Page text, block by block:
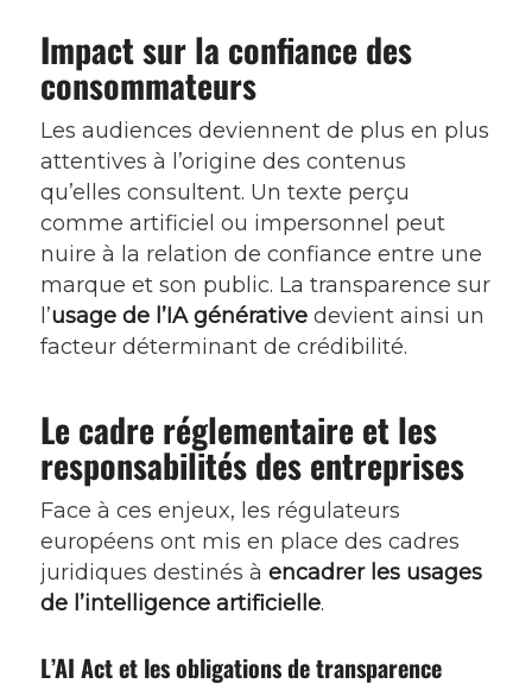
Impact sur la confiance des
consommateurs
Les audiences deviennent de plus en plus
attentives à l’origine des contenus
qu’elles consultent. Un texte perçu
comme artificiel ou impersonnel peut
nuire à la relation de confiance entre une
marque et son public. La transparence sur
l’usage de l’IA générativedevient ainsi un
facteur déterminant de crédibilité.
Le cadre réglementaire et les
responsabilités des entreprises
Face à ces enjeux, les régulateurs
européens ont mis en place des cadres
juridiques destinés à encadrer les usages
de l’intelligence artificielle.
L’AI Act et les obligations de transparence